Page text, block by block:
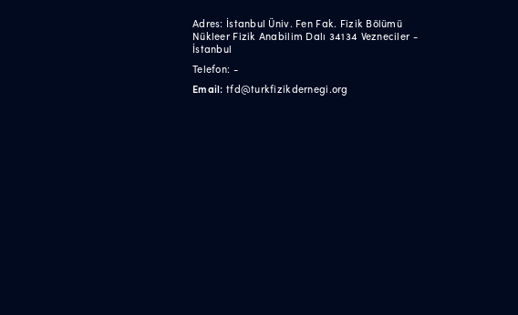
Adres: İstanbul Üniv. Fen Fak. Fizik Bölümü
Nükleer Fizik Anabilim Dalı 34134 Vezneciler -
İstanbul
Telefon: -
Email: tfd@turkfizikdernegi.org